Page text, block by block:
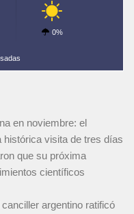
0%
en noviembre: el
histórica visita de tres días
que su próxima
científicos
argentino ratificó